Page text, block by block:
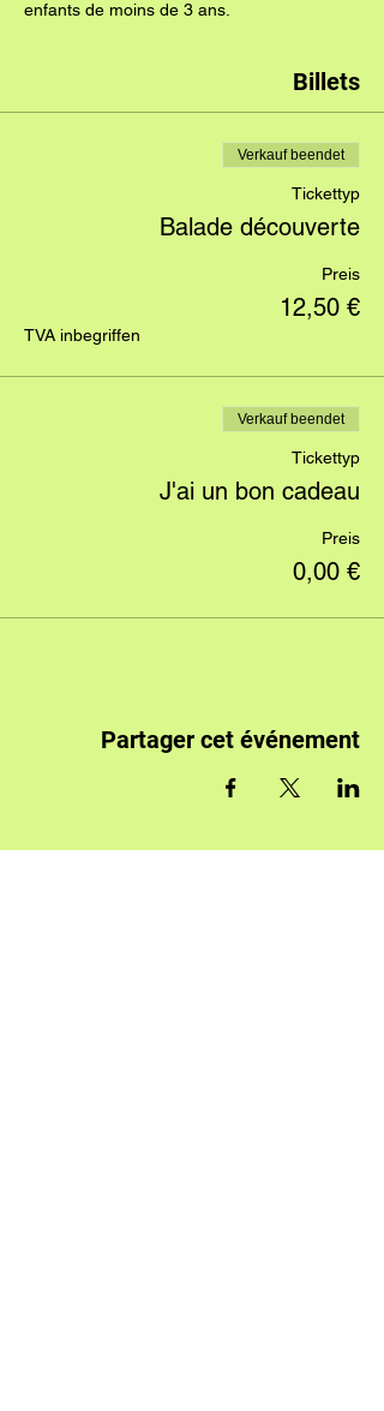
enfants de moins de 3 ans.
Billets
Verkauf beendet
Tickettyp
Balade découverte
Preis
12,50 €
TVA inbegriffen
Verkauf beendet
Tickettyp
J'ai un bon cadeau
Preis
0,00 €
Partager cet événement